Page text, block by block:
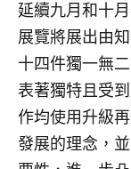
延續九月和十
展覽將展出由
十四件獨一無
表著獨特且受
作均使用升級
發展的理念，